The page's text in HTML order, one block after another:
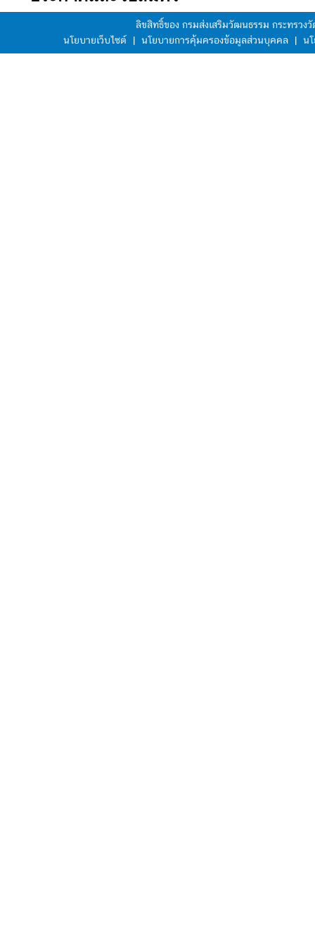
ลิขสิทธิ์ของ กรมส่งเสริมวัฒนธรรม กระทรว
นโยบายเว็บไซต์
| นโยบายการคุ้มครองข้อมูลส่วนบุคคล | น